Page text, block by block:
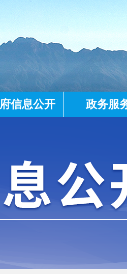
信息公开 政务服